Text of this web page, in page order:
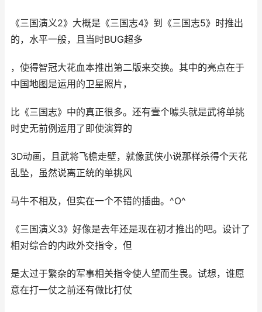
《三国演义2》大概是《三国志4》到《三国志5》时推出
的，水平一般，且当时BUG超多
，使得智冠大花血本推出第二版来交换。其中的亮点在于
中国地图是运用的卫星照片，
比《三国志》中的真正很多。还有壹个噱头就是武将单挑
时史无前例运用了即使演算的
3D动画，且武将飞檐走壁，就像武侠小说那样杀得个天花
乱坠，虽然说离正统的单挑风
马牛不相及，但实在一个不错的插曲。^O^
《三国演义3》好像是去年还是现在初才推出的吧。设计了
相对综合的内政外交指令，但
是太过于繁杂的军事相关指令使人望而生畏。试想，谁愿
意在打一仗之前还有做比打仗